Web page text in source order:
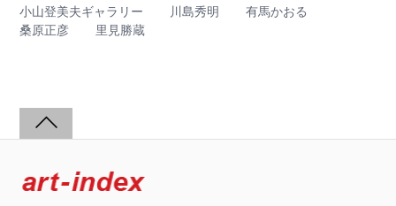
小山登美夫ギャラリー
川島秀明
有馬かおる
桑原正彦
里見勝蔵